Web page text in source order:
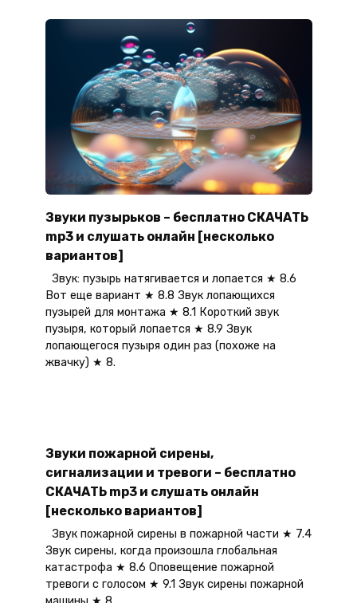
Звуки пузырьков – бесплатно СКАЧАТЬ
mp3 и слушать онлайн [несколько
вариантов]
Звук: пузырь натягивается и лопается ★ 8.6
Вот еще вариант ★ 8.8 Звук лопающихся
пузырей для монтажа ★ 8.1 Короткий звук
пузыря, который лопается ★ 8.9 Звук
лопающегося пузыря один раз (похоже на
жвачку) ★ 8.
Звуки пожарной сирены,
сигнализации и тревоги – бесплатно
СКАЧАТЬ mp3 и слушать онлайн
[несколько вариантов]
Звук пожарной сирены в пожарной части ★ 7.4
Звук сирены, когда произошла глобальная
катастрофа ★ 8.6 Оповещение пожарной
тревоги с голосом ★ 9.1 Звук сирены пожарной